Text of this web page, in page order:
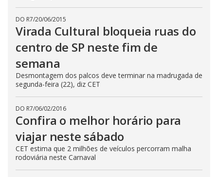
DO R7/20/06/2015
Virada Cultural bloqueia ruas do
centro de SP neste fim de
semana
Desmontagem dos palcos deve terminar na madrugada de
segunda-feira (22), diz CET
DO R7/06/02/2016
Confira o melhor horário para
viajar neste sábado
CET estima que 2 milhões de veículos percorram malha
rodoviária neste Carnaval